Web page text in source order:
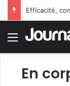
Menu
En